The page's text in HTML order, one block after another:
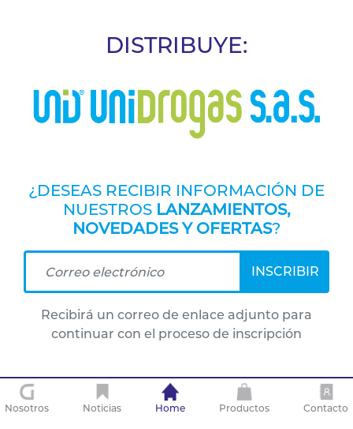
DISTRIBUYE:
¿DESEAS RECIBIR INFORMACIÓN DE
NUESTROS LANZAMIENTOS,
NOVEDADES Y OFERTAS?
INSCRIBIR
Recibirá un correo de enlace adjunto para
continuar con el proceso de inscripción
Nosotros Noticias Home Productos Contacto